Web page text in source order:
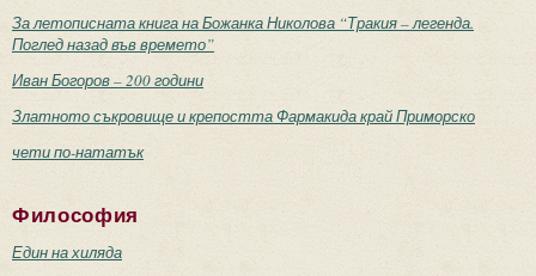
За летописната книга на Божанка Николова “Тракия – легенда.
Поглед назад във времето”
Иван Богоров – 200 години
Златното съкровище и крепостта Фармакида край Приморско
чети по-нататък
Философия
Един на хиляда